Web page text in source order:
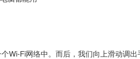
Wi-Fi网络中。而后，我们向上滑动调